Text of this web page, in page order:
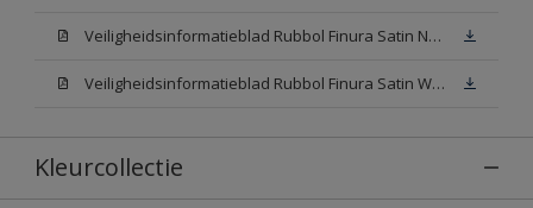
Veiligheidsinformatieblad Rubbol Finura Satin N00 (MSDS)
Veiligheidsinformatieblad Rubbol Finura Satin White (MSDS)
Kleurcollectie